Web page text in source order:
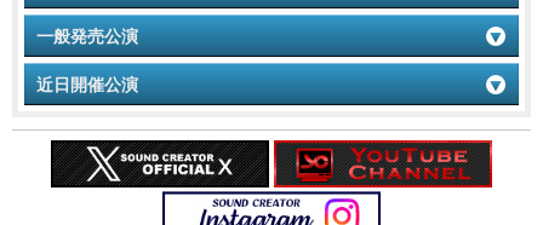
一般発売公演
近日開催公演